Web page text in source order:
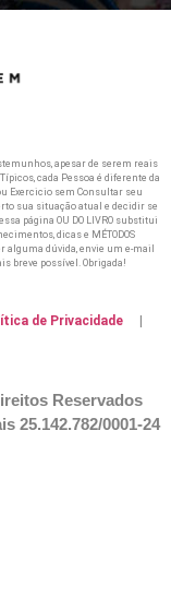
apesar de serem reais
cada Pessoa é diferente da
Exercicio sem Consultar seu
sua situação atual e decidir se
página OU DO LIVRO substitui
dicas e MÉTODOS
alguma dúvida, envie um e-mail
breve possível. Obrigada!
de Privacidade
Reservados
25.142.782/0001-24